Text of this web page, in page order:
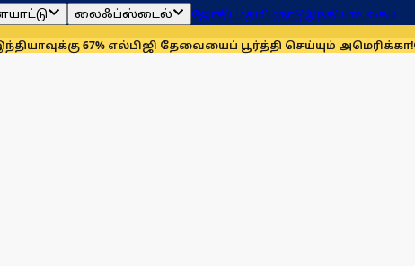
லைஃப்ஸ்டைல் ஜோதிடம்தமிழ்நாடுஇந்தியாஉலகம்
67% எல்பிஜி தேவையைப் பூர்த்தி செய்யும் அமெரிக்கா! செயின்ட்